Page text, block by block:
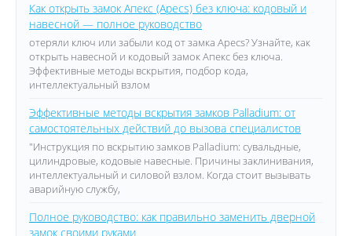
Как открыть замок Апекс (Apecs) без ключа: кодовый и
навесной — полное руководство
отеряли ключ или забыли код от замка Apecs? Узнайте, как
открыть навесной и кодовый замок Апекс без ключа.
Эффективные методы вскрытия, подбор кода,
интеллектуальный взлом
Эффективные методы вскрытия замков Palladium: от
самостоятельных действий до вызова специалистов
"Инструкция по вскрытию замков Palladium: сувальдные,
цилиндровые, кодовые навесные. Причины заклинивания,
интеллектуальный и силовой взлом. Когда стоит вызывать
аварийную службу,
Полное руководство: как правильно заменить дверной
замок своими руками